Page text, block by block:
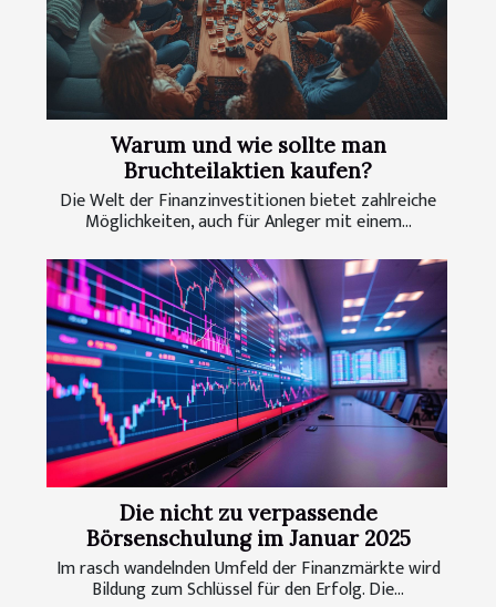
Warum und wie sollte man
Bruchteilaktien kaufen?
Die Welt der Finanzinvestitionen bietet zahlreiche
Möglichkeiten, auch für Anleger mit einem...
Die nicht zu verpassende
Börsenschulung im Januar 2025
Im rasch wandelnden Umfeld der Finanzmärkte wird
Bildung zum Schlüssel für den Erfolg. Die...